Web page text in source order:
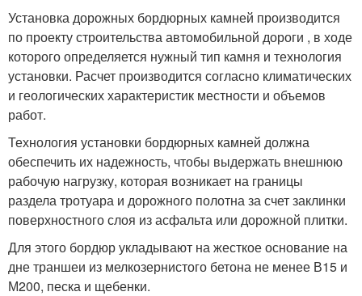
Установка дорожных бордюрных камней производится
по проекту строительства автомобильной дороги , в ходе
которого определяется нужный тип камня и технология
установки. Расчет производится согласно климатических
и геологических характеристик местности и объемов
работ.
Технология установки бордюрных камней должна
обеспечить их надежность, чтобы выдержать внешнюю
рабочую нагрузку, которая возникает на границы
раздела тротуара и дорожного полотна за счет заклинки
поверхностного слоя из асфальта или дорожной плитки.
Для этого бордюр укладывают на жесткое основание на
дне траншеи из мелкозернистого бетона не менее В15 и
М200, песка и щебенки.